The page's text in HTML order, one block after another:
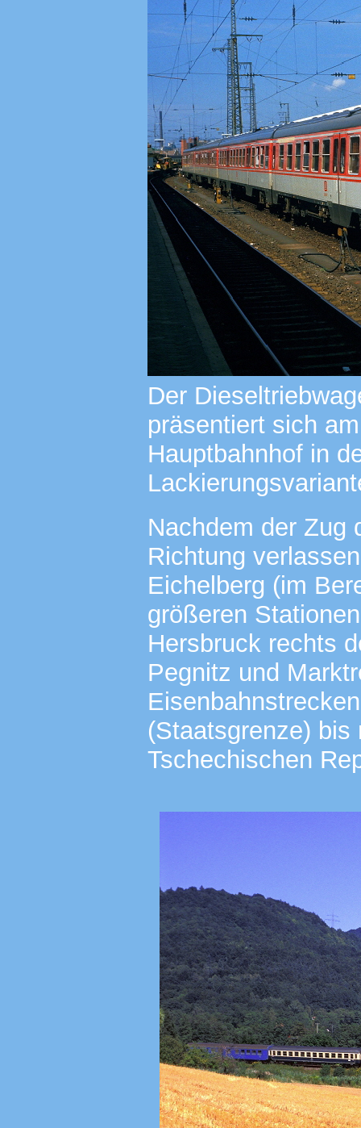
Der
präsentiert sich
Hauptbahnhof in
Nachdem der Zug
Richtung
Eichelberg (im
größeren
Hersbruck rechts
Pegnitz und
(Staatsgrenze)
Tschechischen